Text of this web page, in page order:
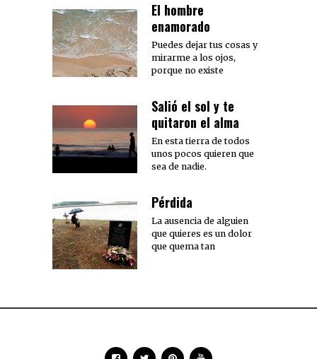
El hombre
enamorado
Puedes dejar tus cosas y
mirarme a los ojos,
porque no existe
Salió el sol y te
quitaron el alma
En esta tierra de todos
unos pocos quieren que
sea de nadie.
Pérdida
La ausencia de alguien
que quieres es un dolor
que quema tan